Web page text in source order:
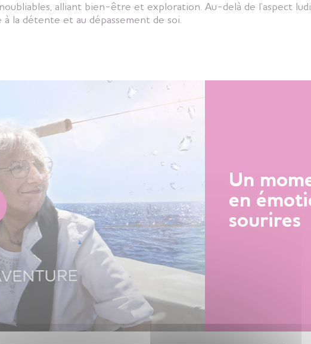
alliant bien-être et exploration. Au-delà de l’aspect
la détente et au dépassement de soi.
Un
en
sourires